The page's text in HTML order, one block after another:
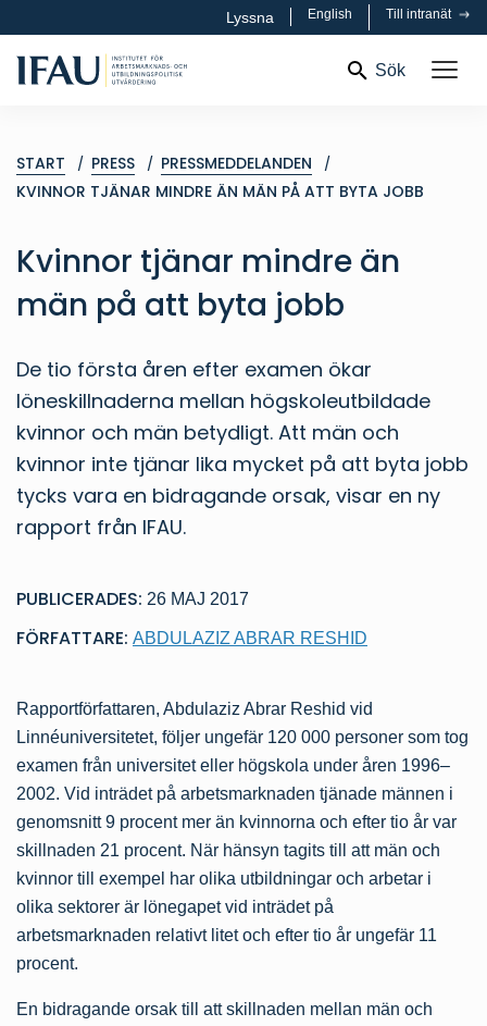
Lyssna English Till intranät
Sök
START PRESS
PRESSMEDDELANDEN
KVINNOR TJÄNAR MINDRE ÄN MÄN PÅ ATT BYTA JOBB
Kvinnor tjänar mindre än
män på att byta jobb
De tio första åren efter examen ökar
löneskillnaderna mellan högskoleutbildade
kvinnor och män betydligt. Att män och
kvinnor inte tjänar lika mycket på att byta jobb
tycks vara en bidragande orsak, visar en ny
rapport från IFAU.
PUBLICERADES: 26 MAJ 2017
FÖRFATTARE: ABDULAZIZ ABRAR RESHID
Rapportförfattaren, Abdulaziz Abrar Reshid vid
Linnéuniversitetet, följer ungefär 120 000 personer som tog
examen från universitet eller högskola under åren 1996–
2002. Vid inträdet på arbetsmarknaden tjänade männen i
genomsnitt 9 procent mer än kvinnorna och efter tio år var
skillnaden 21 procent. När hänsyn tagits till att män och
kvinnor till exempel har olika utbildningar och arbetar i
olika sektorer är lönegapet vid inträdet på
arbetsmarknaden relativt litet och efter tio år ungefär 11
procent.
En bidragande orsak till att skillnaden mellan män och